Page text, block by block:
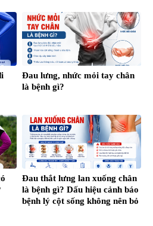
Đau lưng, nhức mỏi tay chân
là bệnh gì?
Đau thắt lưng lan xuống chân
là bệnh gì? Dấu hiệu cảnh báo
bệnh lý cột sống không nên bỏ